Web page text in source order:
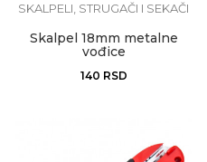
SKALPELI, STRUGAČI I SEKAČI
Skalpel 18mm metalne
vođice
140 RSD